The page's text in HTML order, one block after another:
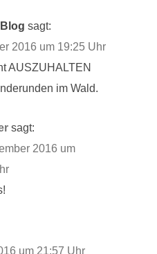
sagt:
2016 um 19:25 Uhr
AUSZUHALTEN
im Wald.
sagt:
2016 um
um 21:57 Uhr